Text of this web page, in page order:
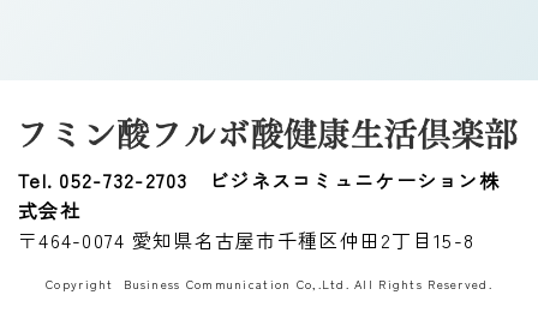
Tel. 052-732-2703
ビジネスコミュニケーション株
式会社
〒464-0074 愛知県名古屋市千種区仲田2丁目15-8
Copyright Business Communication Co,.Ltd. All Rights Reserved.